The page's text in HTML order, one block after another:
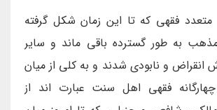
فقهی که تا این زمان شکل گرفته
مذهب به طور گسترده باقی ماند و سایر
و نابودی شدند و به کلی از میان
فقهی اهل سنت عبارت اند از